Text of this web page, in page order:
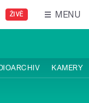
ŽIVĚ MENU
KAMERY